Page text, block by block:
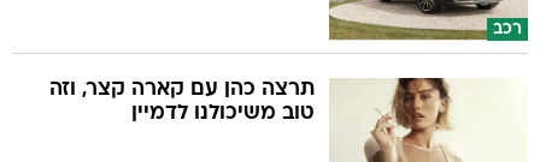
רכב
תרצה כהן עם קארה קצר, וזה
טוב משיכולנו לדמיין